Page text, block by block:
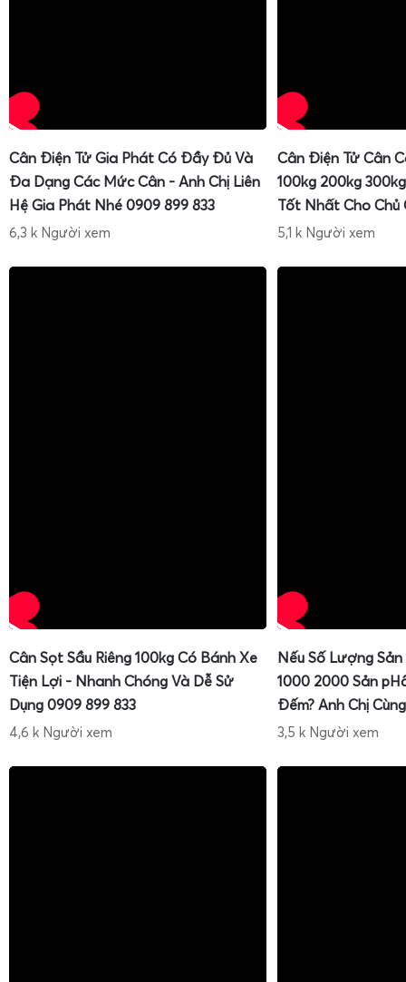
Cân Điện Tử Gia Phát Có Đầy Đủ Và
Đa Dạng Các Mức Cân - Anh Chị Liên
Hệ Gia Phát Nhé 0909 899 833
6,3 k Người xem
Cân Điện Tử Cân
100kg 200kg
Tốt Nhất Cho Chủ
5,1 k Người xem
Cân Sọt Sầu Riêng 100kg Có Bánh Xe
Tiện Lợi - Nhanh Chóng Và Dễ Sử
Dụng 0909 899 833
4,6 k Người xem
Nếu Số Lượng
1000 2000 Sản
Đếm? Anh Chị
3,5 k Người xem